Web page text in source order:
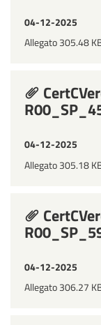
04-12-2025
Allegato 305.48
04-12-2025
Allegato 305.18
04-12-2025
Allegato 306.27